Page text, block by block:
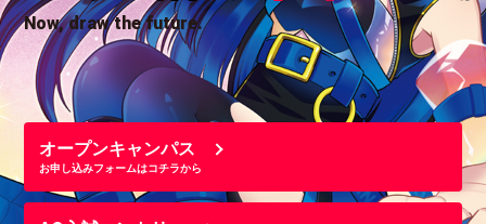
Now, draw the future.
オープンキャンパス
お申し込みフォームはコチラから